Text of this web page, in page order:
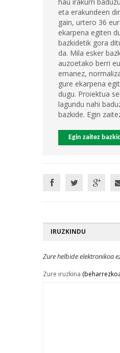
hau irakurri
eta erakundeen
gain, urtero 36
ekarpena egiten
bazkidetik gora
da. Mila esker
auzoetako berri
emanez,
gure ekarpena
dugu. Proiektua
lagundu nahi
bazkide. Egin
Egin zaitez
IRUZKINDU
Zure helbide elektronikoa
Zure iruzkina